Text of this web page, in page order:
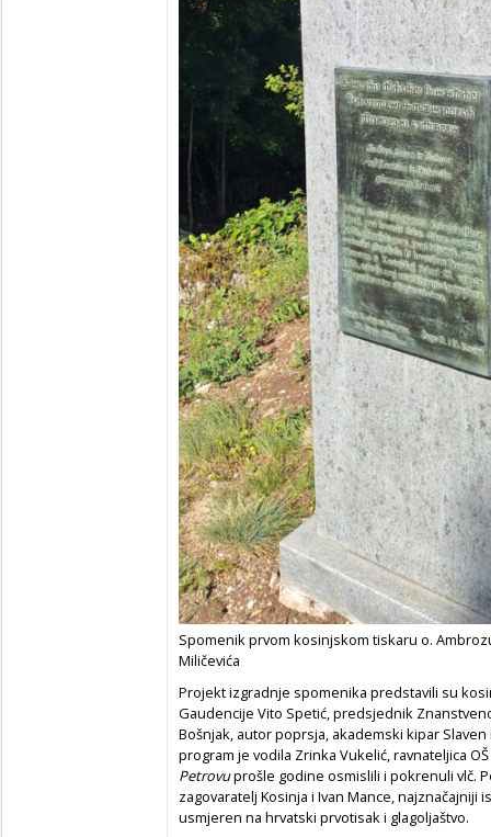
Spomenik prvom kosinjskom tiskaru o.
Miličevića
Projekt izgradnje spomenika predstavili su
Gaudencije Vito Spetić, predsjednik
Bošnjak, autor poprsja, akademski kipar
program je vodila Zrinka Vukelić, ravnateljica
Petrovuprošle godine osmislili i pokrenuli vlč.
zagovaratelj Kosinja i Ivan Mance,
usmjeren na hrvatski prvotisak i glagoljaštvo.